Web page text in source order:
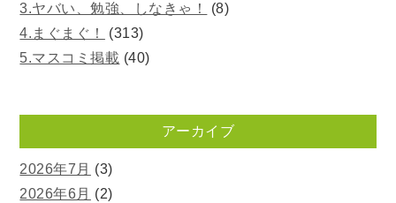
3.ヤバい、勉強、しなきゃ！
(8)
4.まぐまぐ！
(313)
5.マスコミ掲載 (40)
アーカイブ
2026年7月 (3)
2026年6月 (2)